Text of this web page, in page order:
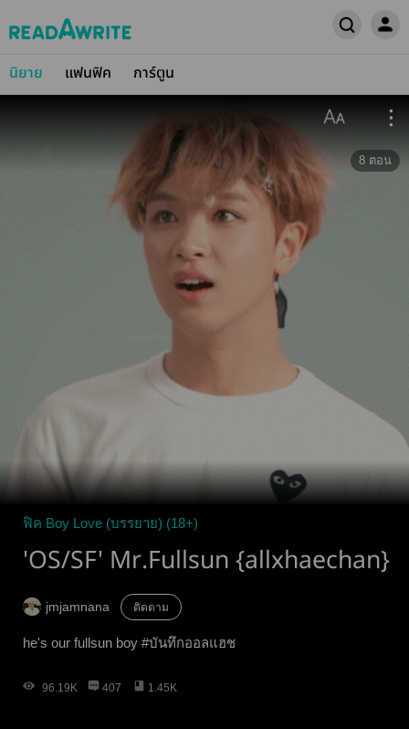
นิยาย แฟนฟิค การ์ตูน
8 ตอน
ฟิค Boy Love (บรรยาย) (18+)
'OS/SF' Mr.Fullsun {allxhaechan}
jmjamnana ติดตาม
he's our fullsun boy #บันทึกออลแฮช
96.19K 407 1.45K